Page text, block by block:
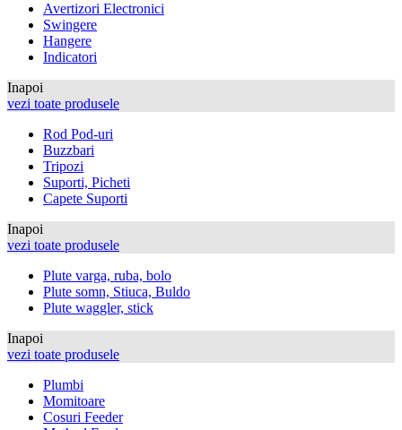
Avertizori Electronici
Swingere
Hangere
Indicatori
Inapoi
vezi toate produsele
Rod Pod-uri
Buzzbari
Tripozi
Suporti, Picheti
Capete Suporti
Inapoi
vezi toate produsele
Plute varga, ruba, bolo
Plute somn, Stiuca, Buldo
Plute waggler, stick
Inapoi
vezi toate produsele
Plumbi
Momitoare
Cosuri Feeder